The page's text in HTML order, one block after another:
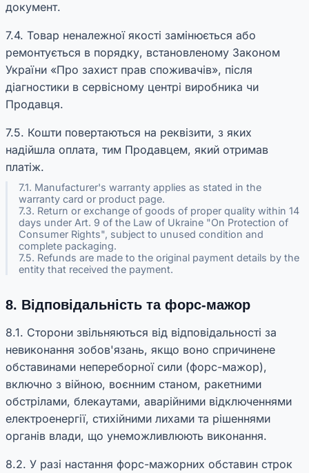
документ.
7.4. Товар неналежної якості замінюється або
ремонтується в порядку, встановленому Законом
України «Про захист прав споживачів», після
діагностики в сервісному центрі виробника чи
Продавця.
7.5. Кошти повертаються на реквізити, з яких
надійшла оплата, тим Продавцем, який отримав
платіж.
7.1. Manufacturer's warranty applies as stated in the
warranty card or product page.
7.3. Return or exchange of goods of proper quality within 14
days under Art. 9 of the Law of Ukraine "On Protection of
Consumer Rights", subject to unused condition and
complete packaging.
7.5. Refunds are made to the original payment details by the
entity that received the payment.
8. Відповідальність та форс-мажор
8.1. Сторони звільняються від відповідальності за
невиконання зобов'язань, якщо воно спричинене
обставинами непереборної сили (форс-мажор),
включно з війною, воєнним станом, ракетними
обстрілами, блекаутами, аварійними відключеннями
електроенергії, стихійними лихами та рішеннями
органів влади, що унеможливлюють виконання.
8.2. У разі настання форс-мажорних обставин строк